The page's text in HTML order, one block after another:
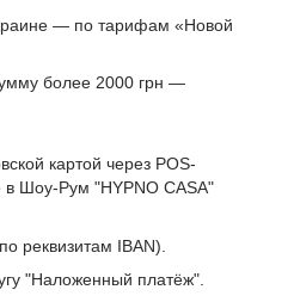
— по тарифам «Новой
более 2000 грн —
картой через POS-
в Шоу-Рум "HYPNO CASA"
реквизитам IBAN).
"Наложенный платёж".